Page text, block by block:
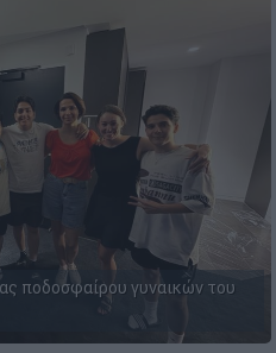
ποδοσφαίρου γυναικών του